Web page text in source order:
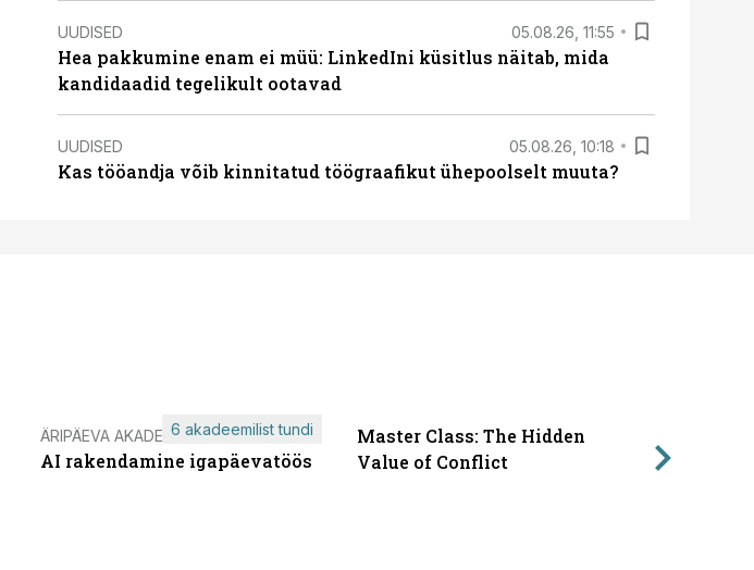
UUDISED 05.08.26, 11:55
Hea pakkumine enam ei müü: LinkedIni küsitlus näitab, mida
kandidaadid tegelikult ootavad
UUDISED 05.08.26, 10:18
Kas tööandja võib kinnitatud töögraafikut ühepoolselt muuta?
ÄRIPÄEVA AKADEEMIA
AI rakendamine igapäevatöös
6 akadeemilist tundi
Master Class: The Hidden
Value of Conflict